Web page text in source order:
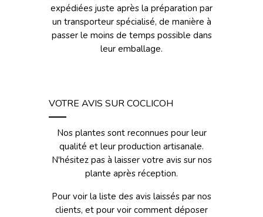
expédiées juste après la préparation par
un transporteur spécialisé, de manière à
passer le moins de temps possible dans
leur emballage.
VOTRE AVIS SUR COCLICOH
Nos plantes sont reconnues pour leur
qualité et leur production artisanale.
N'hésitez pas à laisser votre avis sur nos
plante après réception.
Pour voir la liste des avis laissés par nos
clients, et pour voir comment déposer